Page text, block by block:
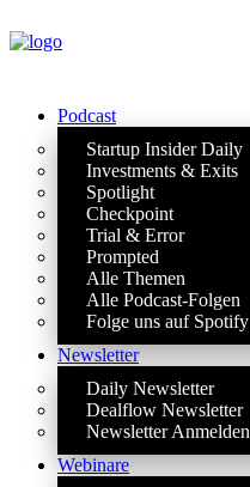
Podcast
Startup Insider Daily
Investments & Exits
Spotlight
Checkpoint
Trial & Error
Prompted
Alle Themen
Alle Podcast-Folgen
Folge uns auf Spotify
Newsletter
Daily Newsletter
Dealflow Newsletter
Newsletter Anmelden
Webinare